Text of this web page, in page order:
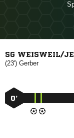
SG WEISWEIL/
(23') 
0’